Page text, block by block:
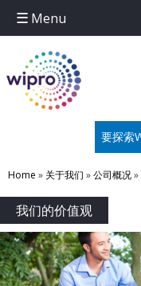
要探索
Menu
Home » 关于我们 »公司概况»
我们的价值观